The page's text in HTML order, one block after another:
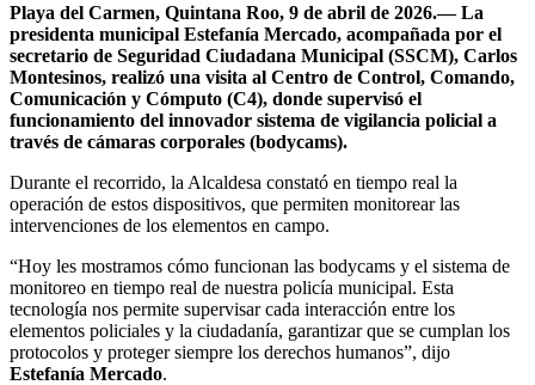
Playa del Carmen, Quintana Roo, 9 de abril de 2026.— La
presidenta municipal Estefanía Mercado, acompañada por el
secretario de Seguridad Ciudadana Municipal (SSCM), Carlos
Montesinos, realizó una visita al Centro de Control, Comando,
Comunicación y Cómputo (C4), donde supervisó el
funcionamiento del innovador sistema de vigilancia policial a
través de cámaras corporales (bodycams).
Durante el recorrido, la Alcaldesa constató en tiempo real la
operación de estos dispositivos, que permiten monitorear las
intervenciones de los elementos en campo.
“Hoy les mostramos cómo funcionan las bodycams y el sistema de
monitoreo en tiempo real de nuestra policía municipal. Esta
tecnología nos permite supervisar cada interacción entre los
elementos policiales y la ciudadanía, garantizar que se cumplan los
protocolos y proteger siempre los derechos humanos”, dijo
Estefanía Mercado.